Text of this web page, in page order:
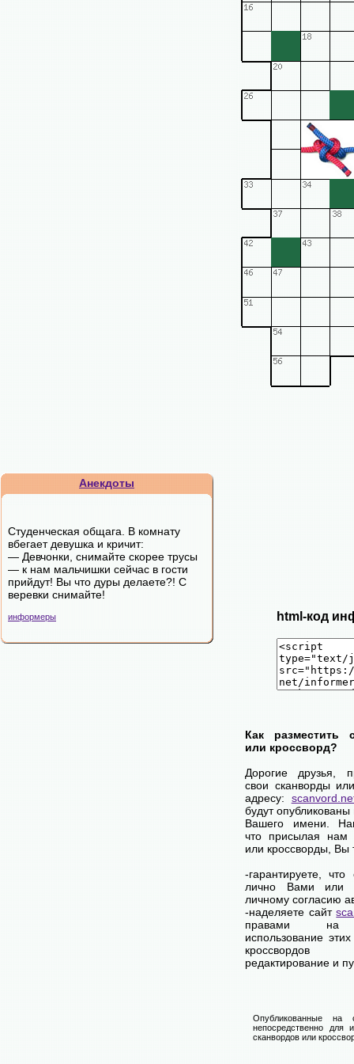
Анекдоты
Студенческая общага. В комнату
вбегает девушка и кричит:
— Девчонки, снимайте скорее трусы
— к нам мальчишки сейчас в гости
прийдут! Вы что дуры делаете?! С
веревки снимайте!
информеры html-код
Как разместить
или кроссворд?
Дорогие друзья,
свои сканворды
адресу:
будут
Вашего имени.
что присылая нам
или кроссворды,
-гарантируете,
лично Вами или
личному согласию
-наделяете сайт
правами на
использование
редактирование и
Опубликованные на
непосредственно для
сканвордов или